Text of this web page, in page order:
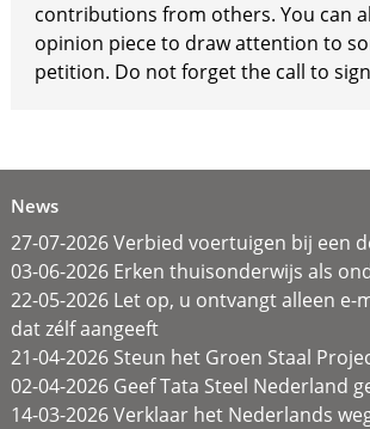
contributions from others. You can
opinion piece to draw attention to
petition. Do not forget the call to
News
27-07-2026 Verbied voertuigen bij een
03-06-2026 Erken thuisonderwijs als
22-05-2026 Let op, u ontvangt alleen e-
dat zélf aangeeft
21-04-2026 Steun het Groen Staal
02-04-2026 Geef Tata Steel Nederland
14-03-2026 Verklaar het Nederlands